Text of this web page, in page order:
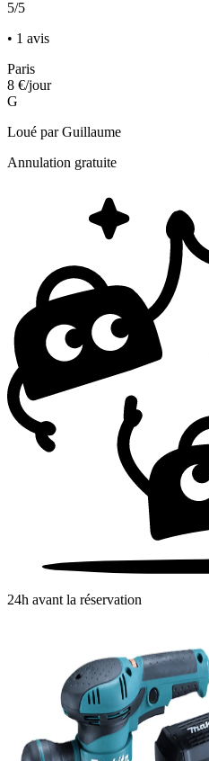
5/5
• 1 avis
Paris
8 €/jour
G
Loué parGuillaume
Annulation gratuite
24h avant la réservation